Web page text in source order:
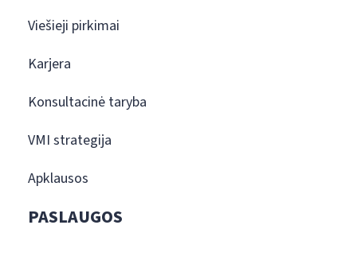
Viešieji pirkimai
Karjera
Konsultacinė taryba
VMI strategija
Apklausos
PASLAUGOS